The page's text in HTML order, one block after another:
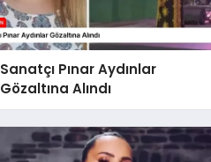
Sanatçı Pınar Aydınlar
Gözaltına Alındı